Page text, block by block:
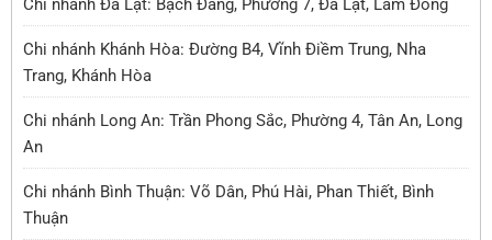
Chi nhánh Đà Lạt: Bạch Đằng, Phường 7, Đà Lạt, Lâm Đồng
Chi nhánh Khánh Hòa: Đường B4, Vĩnh Điềm Trung, Nha
Trang, Khánh Hòa
Chi nhánh Long An: Trần Phong Sắc, Phường 4, Tân An, Long
An
Chi nhánh Bình Thuận: Võ Dân, Phú Hài, Phan Thiết, Bình
Thuận